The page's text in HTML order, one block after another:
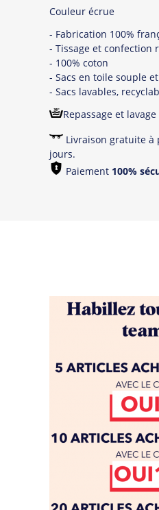
Couleur écrue
- Fabrication 100%
- Tissage et confection
- 100% coton
- Sacs en toile souple
- Sacs lavables,
Repassage et lavage
Livraison gratuite à
jours.
Paiement 100%